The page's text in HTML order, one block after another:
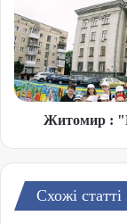
Житомир :
Схожі статті